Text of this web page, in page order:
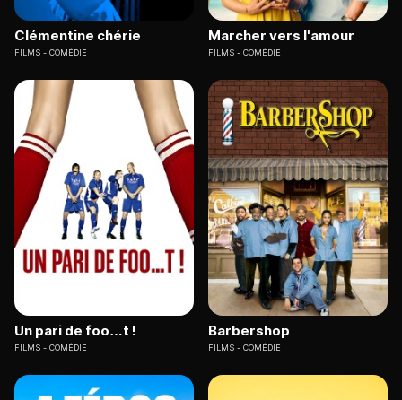
Clémentine chérie
FILMS COMÉDIE
Marcher vers l'amour
FILMS COMÉDIE
Un pari de foo…t !
FILMS COMÉDIE
Barbershop
FILMS COMÉDIE